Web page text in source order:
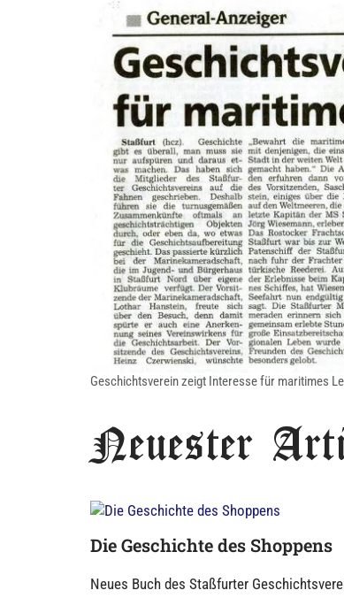
Geschichtsverein zeigt Interesse für maritimes
Neuester
Die Geschichte des Shoppens
Neues Buch des Staßfurter